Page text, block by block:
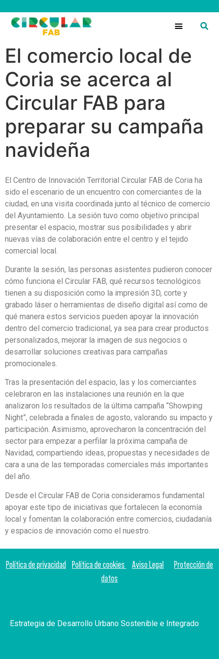
El comercio local de
Coria se acerca al
Circular FAB para
preparar su campaña
navideña
El Centro de Innovación Territorial Circular FAB de Coria ha
sido el escenario de un encuentro con comerciantes de la
ciudad, en una visita coordinada junto al técnico de comercio
del Ayuntamiento. La sesión tuvo como objetivo principal
presentar el espacio, mostrar sus posibilidades y abrir
nuevas vías de colaboración entre el centro y el tejido
comercial local.
Durante la sesión, las personas asistentes pudieron conocer
cómo funciona el Circular FAB, qué recursos tecnológicos
tienen a su disposición como la impresión 3D, corte y
grabado láser o herramientas de diseño digital así como de
qué manera estos servicios pueden apoyar la innovación
dentro del comercio tradicional, ya sea para crear productos
personalizados, mejorar la imagen de sus negocios o
desarrollar soluciones creativas para campañas
promocionales.
Tras la presentación del espacio, las y los comerciantes
celebraron en las instalaciones una reunión en la que
analizaron los resultados de la última campaña “Showping
Night”, celebrada a finales de agosto, valorando su impacto y
participación. Asimismo, aprovecharon la concentración del
sector para empezar a perfilar la próxima campaña de
Navidad, compartiendo ideas, propuestas y necesidades de
cara a una de las temporadas comerciales más importantes
del año.
Desde el Circular FAB de Coria consideramos fundamental
apoyar este tipo de iniciativas que fortalecen la economía
local y fomentan la colaboración entre comercios, ciudadanía
y espacios de innovación como el nuestro.
Política de privacidad Política de cookies Aviso Legal
Protección de
datos
Estrategia de Desarrollo Urbano Sostenible e Integrado